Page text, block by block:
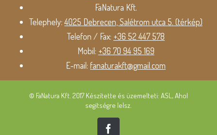
FaNatura Kft.
Telephely:4025 Debrecen, Salétrom utca 5. (térkép)
Telefon / Fax: +36 52 447 578
Mobil: +36 70 94 95 169
E-mail: fanaturakft@gmail.com
© FaNatura Kft. 2017 Készítette és üzemelteti: ASL, Ahol
segítségre lelsz.